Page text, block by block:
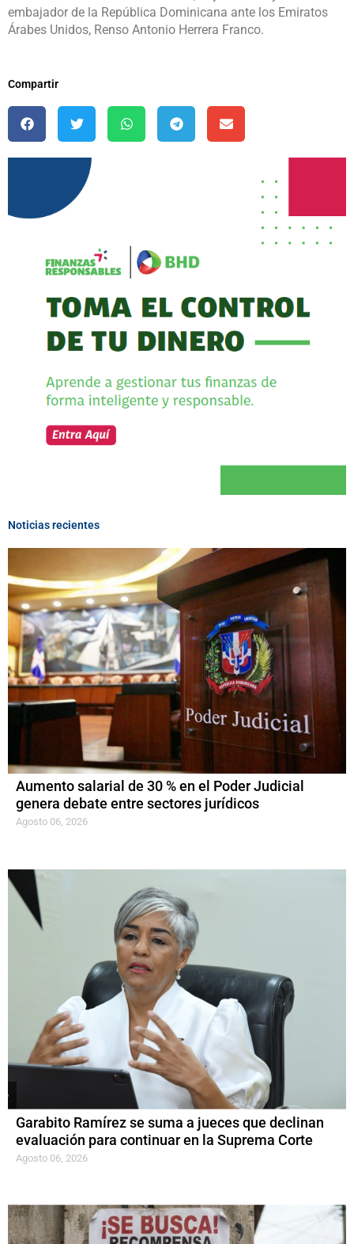
embajador de la República Dominicana ante los Emiratos
Árabes Unidos, Renso Antonio Herrera Franco.
Compartir
Noticias recientes
Aumento salarial de 30 % en el Poder Judicial
genera debate entre sectores jurídicos
Agosto 06, 2026
Garabito Ramírez se suma a jueces que declinan
evaluación para continuar en la Suprema Corte
Agosto 06, 2026